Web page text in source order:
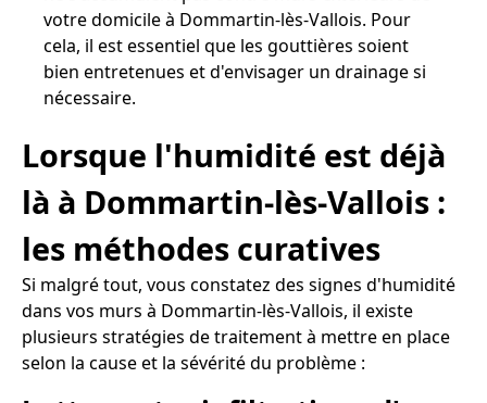
votre domicile à Dommartin-lès-Vallois. Pour
cela, il est essentiel que les gouttières soient
bien entretenues et d'envisager un drainage si
nécessaire.
Lorsque l'humidité est déjà
là à Dommartin-lès-Vallois :
les méthodes curatives
Si malgré tout, vous constatez des signes d'humidité
dans vos murs à Dommartin-lès-Vallois, il existe
plusieurs stratégies de traitement à mettre en place
selon la cause et la sévérité du problème :